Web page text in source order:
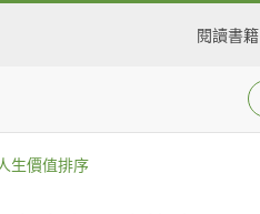
閱讀書籍
生價值排序